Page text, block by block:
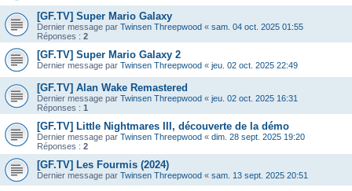
[GF.TV] Super Mario Galaxy
Dernier message par Twinsen Threepwood « sam. 04 oct. 2025 01:55
Réponses : 2
[GF.TV] Super Mario Galaxy 2
Dernier message par Twinsen Threepwood « jeu. 02 oct. 2025 22:49
[GF.TV] Alan Wake Remastered
Dernier message par Twinsen Threepwood « jeu. 02 oct. 2025 16:31
Réponses : 1
[GF.TV] Little Nightmares III, découverte de la démo
Dernier message par Twinsen Threepwood « dim. 28 sept. 2025 19:20
Réponses : 2
[GF.TV] Les Fourmis (2024)
Dernier message par Twinsen Threepwood « sam. 13 sept. 2025 20:51